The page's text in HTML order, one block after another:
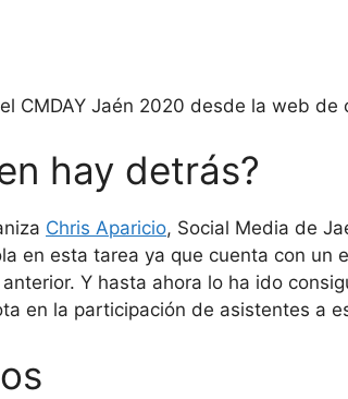
CMDAY Jaén 2020 desde la web
hay detrás?
Chris Aparicio, Social Media de
en esta tarea ya que cuenta con un
Y hasta ahora lo ha ido
en la participación de asistentes a